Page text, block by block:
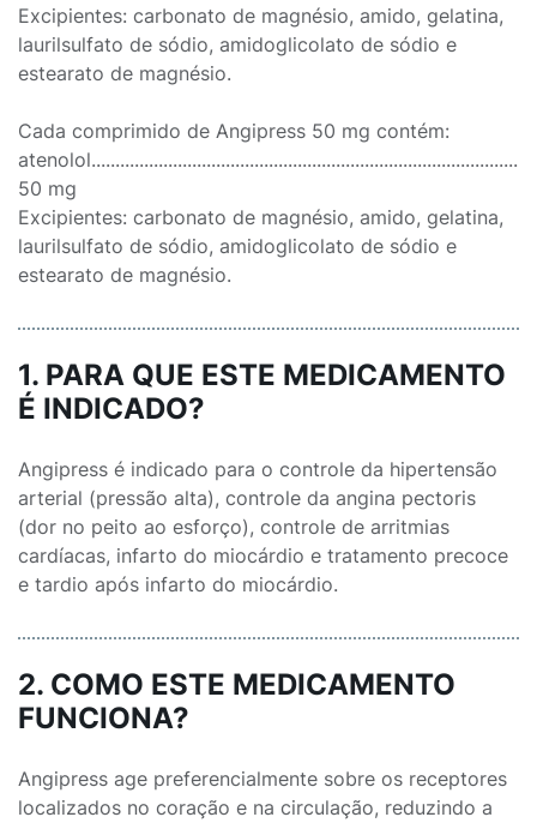
Excipientes: carbonato de magnésio, amido, gelatina,
laurilsulfato de sódio, amidoglicolato de sódio e
estearato de magnésio.
Cada comprimido de Angipress 50 mg contém:
50 mg
Excipientes: carbonato de magnésio, amido, gelatina,
laurilsulfato de sódio, amidoglicolato de sódio e
estearato de magnésio.
1. PARA QUE ESTE MEDICAMENTO
É INDICADO?
Angipress é indicado para o controle da hipertensão
arterial (pressão alta), controle da angina pectoris
(dor no peito ao esforço), controle de arritmias
cardíacas, infarto do miocárdio e tratamento precoce
e tardio após infarto do miocárdio.
2. COMO ESTE MEDICAMENTO
FUNCIONA?
Angipress age preferencialmente sobre os receptores
localizados no coração e na circulação, reduzindo a